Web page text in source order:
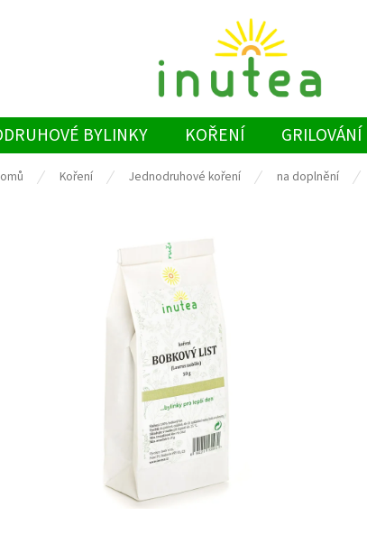
BYLINKY KOŘENÍ GRILOVÁNÍ
Koření Jednodruhové koření na doplnění